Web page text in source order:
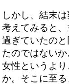
しかし、結末
考えてみると
過ぎていたの
たのではないか
女性というよ
か。そこに至